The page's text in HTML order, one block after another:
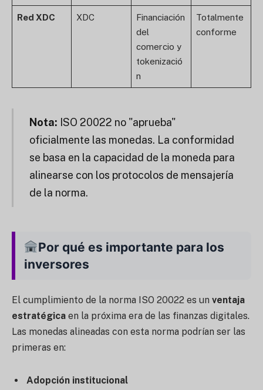
Red XDC XDC
Financiación
del
comercio y
tokenizació
n
Totalmente
conforme
Nota: ISO 20022 no "aprueba"
oficialmente las monedas. La conformidad
se basa en la capacidad de la moneda para
alinearse con los protocolos de mensajería
de la norma.
Por qué es importante para los
inversores
El cumplimiento de la norma ISO 20022 es un ventaja
estratégica en la próxima era de las finanzas digitales.
Las monedas alineadas con esta norma podrían ser las
primeras en:
Adopción institucional